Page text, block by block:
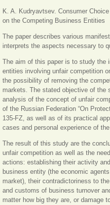
K. A. Kudryavtsev. Consumer
on the Competing Business Entities
The paper describes various
interprets the aspects necessary to
The aim of this paper is to study the
entities involving unfair competition
the possibility of removing the
markets. The stated objective of the
analysis of the concept of unfair
of the Russian Federation “On
135-FZ, as well as of its practical
cases and personal experience of
The result of this study are the
unfair competition as well as the
actions: establishing their activity
business entity (the economic
market), their contradictoriness to
and customs of business turnover
matter how big they are, or damage